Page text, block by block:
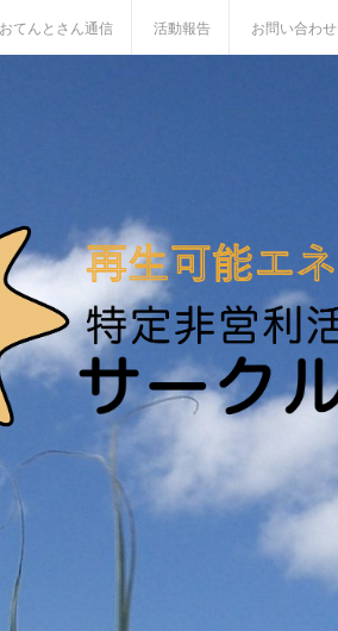
おてんとさん通信 活動報告 お問い合わせ